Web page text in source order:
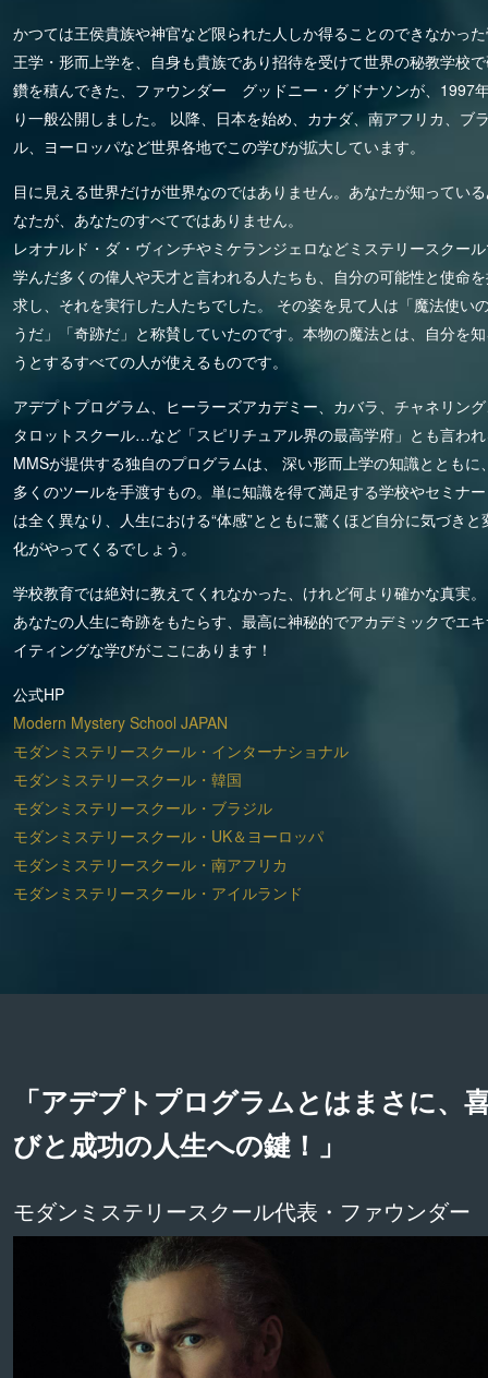
かつては王侯貴族や神官など限られた人しか得ることのできなかっ
王学・形而上学を、自身も貴族であり招待を受けて世界の秘教学校
鑽を積んできた、ファウンダー グッドニー・グドナソンが、1997
り一般公開しました。 以降、日本を始め、カナダ、南アフリカ、ブ
ル、ヨーロッパなど世界各地でこの学びが拡大しています。
目に見える世界だけが世界なのではありません。あなたが知ってい
なたが、あなたのすべてではありません。
レオナルド・ダ・ヴィンチやミケランジェロなどミステリースクー
学んだ多くの偉人や天才と言われる人たちも、自分の可能性と使命
求し、それを実行した人たちでした。 その姿を見て人は「魔法使い
うだ」「奇跡だ」と称賛していたのです。本物の魔法とは、自分を
うとするすべての人が使えるものです。
アデプトプログラム、ヒーラーズアカデミー、カバラ、チャネリン
タロットスクール…など「スピリチュアル界の最高学府」とも言わ
MMSが提供する独自のプログラムは、 深い形而上学の知識とともに
多くのツールを手渡すもの。単に知識を得て満足する学校やセミナ
は全く異なり、人生における“体感”とともに驚くほど自分に気づきと
化がやってくるでしょう。
学校教育では絶対に教えてくれなかった、けれど何より確かな真実。
あなたの人生に奇跡をもたらす、最高に神秘的でアカデミックでエ
イティングな学びがここにあります！
公式HP
Modern Mystery School JAPAN
モダンミステリースクール・インターナショナル
モダンミステリースクール・韓国
モダンミステリースクール・ブラジル
モダンミステリースクール・UK＆ヨーロッパ
モダンミステリースクール・南アフリカ
モダンミステリースクール・アイルランド
「アデプトプログラムとはまさに、
びと成功の人生への鍵！」
モダンミステリースクール代表・ファウンダー